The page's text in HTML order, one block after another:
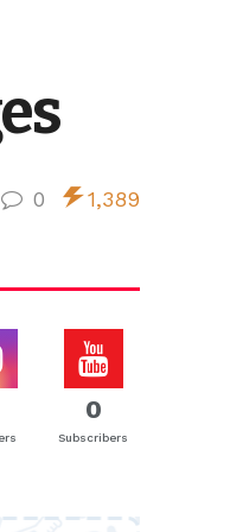
0 1,389
0
Subscribers